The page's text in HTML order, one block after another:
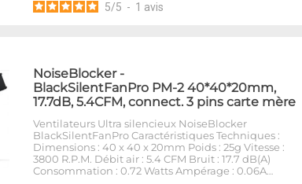
5/5 - 1 avis
NoiseBlocker-
BlackSilentFanPro PM-2 40*40*20mm,
17.7dB, 5.4CFM, connect. 3 pins carte mère
Ventilateurs Ultra silencieux NoiseBlocker
BlackSilentFanPro Caractéristiques Techniques :
Dimensions : 40 x 40 x 20mm Poids : 25g Vitesse :
3800 R.P.M. Débit air : 5.4 CFM Bruit : 17.7 dB(A)
Consommation : 0.72 Watts Ampérage : 0.06A…